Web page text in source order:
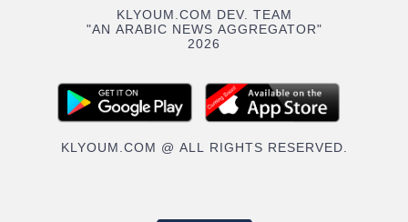
KLYOUM.COM DEV. TEAM
"AN ARABIC NEWS AGGREGATOR"
2026
KLYOUM.COM @ ALL RIGHTS RESERVED.